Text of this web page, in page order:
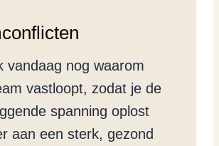
vandaag nog waarom
vastloopt, zodat je de
spanning oplost
aan een sterk, gezond